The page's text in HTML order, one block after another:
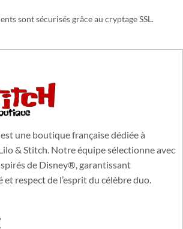
sont sécurisés grâce au cryptage SSL.
une boutique française dédiée à
& Stitch. Notre équipe sélectionne avec
de Disney®, garantissant
respect de l’esprit du célèbre duo.